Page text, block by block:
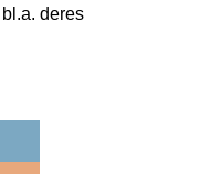
deres